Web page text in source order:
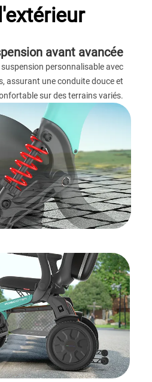
avant avancée
personnalisable avec
assurant une conduite douce et
sur des terrains variés.